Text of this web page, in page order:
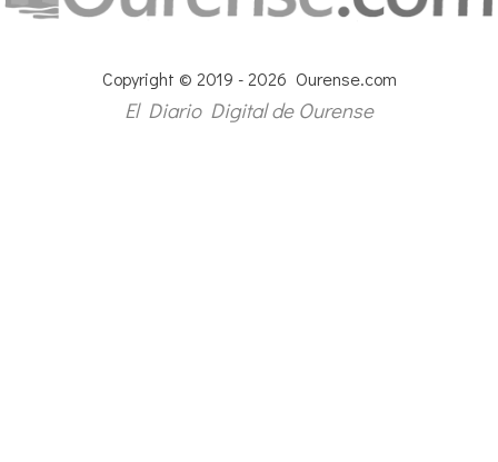
Copyright © 2019 - 2026 Ourense.com
El Diario Digital de Ourense